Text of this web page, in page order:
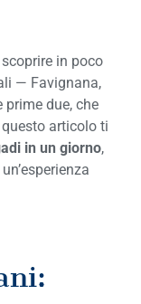
scoprire in poco
— Favignana,
due, che
articolo ti
in un giorno,